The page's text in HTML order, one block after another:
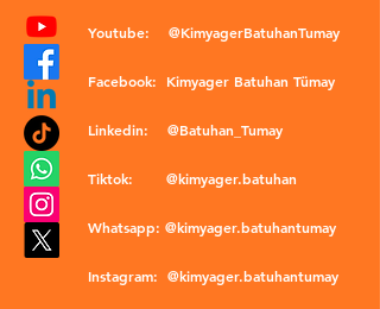
Youtube: @KimyagerBatuhanTumay
Facebook: Kimyager Batuhan Tümay
Linkedin: @Batuhan_Tumay
Tiktok: @kimyager.batuhan
Whatsapp: @kimyager.batuhantumay
Instagram: @kimyager.batuhantumay